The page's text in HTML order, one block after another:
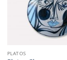
PLATOS